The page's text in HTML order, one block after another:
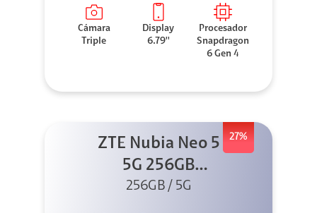
Cámara
Triple
Display
6.79''
Procesador
Snapdragon
6 Gen 4
27%
ZTE Nubia Neo 5
5G 256GB
Dorado
256GB / 5G